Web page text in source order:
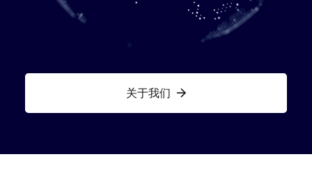
关于我们 